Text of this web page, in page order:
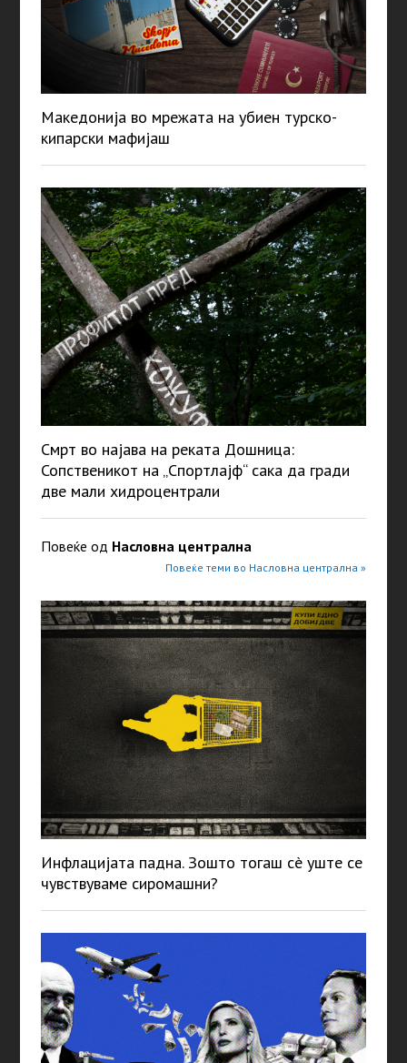
Македонија во мрежата на убиен турско-
кипарски мафијаш
Смрт во најава на реката Дошница:
Сопственикот на „Спортлајф“ сака да гради
две мали хидроцентрали
Повеќе од Насловна централна
Повеќе теми во Насловна централна »
Инфлацијата падна. Зошто тогаш сè уште се
чувствуваме сиромашни?